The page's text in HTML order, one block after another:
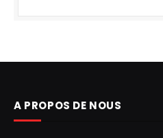
A PROPOS DE NOUS